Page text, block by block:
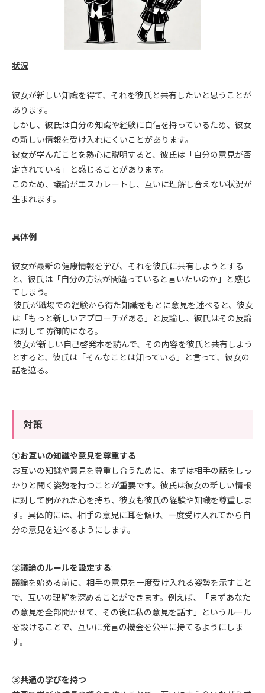
状況
彼女が新しい知識を得て、それを彼氏と共有したいと思うことが
あります。
しかし、彼氏は自分の知識や経験に自信を持っているため、彼女
の新しい情報を受け入れにくいことがあります。
彼女が学んだことを熱心に説明すると、彼氏は「自分の意見が否
定されている」と感じることがあります。
このため、議論がエスカレートし、互いに理解し合えない状況が
生まれます。
具体例
彼女が最新の健康情報を学び、それを彼氏に共有しようとする
と、彼氏は「自分の方法が間違っていると言いたいのか」と感じ
てしまう。
彼氏が職場での経験から得た知識をもとに意見を述べると、彼女
は「もっと新しいアプローチがある」と反論し、彼氏はその反論
に対して防御的になる。
彼女が新しい自己啓発本を読んで、その内容を彼氏と共有しよう
とすると、彼氏は「そんなことは知っている」と言って、彼女の
話を遮る。
対策
①お互いの知識や意見を尊重する
お互いの知識や意見を尊重し合うために、まずは相手の話をしっ
かりと聞く姿勢を持つことが重要です。彼氏は彼女の新しい情報
に対して開かれた心を持ち、彼女も彼氏の経験や知識を尊重しま
す。具体的には、相手の意見に耳を傾け、一度受け入れてから自
分の意見を述べるようにします。
②議論のルールを設定する:
議論を始める前に、相手の意見を一度受け入れる姿勢を示すこと
で、互いの理解を深めることができます。例えば、「まずあなた
の意見を全部聞かせて、その後に私の意見を話す」というルール
を設けることで、互いに発言の機会を公平に持てるようにしま
す。
③共通の学びを持つ